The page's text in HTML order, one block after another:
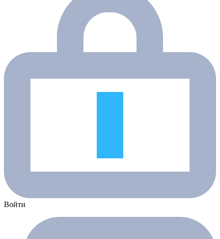
Войти